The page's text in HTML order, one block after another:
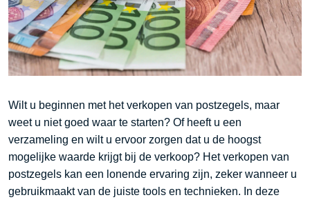
Wilt u beginnen met het verkopen van postzegels, maar
weet u niet goed waar te starten? Of heeft u een
verzameling en wilt u ervoor zorgen dat u de hoogst
mogelijke waarde krijgt bij de verkoop? Het verkopen van
postzegels kan een lonende ervaring zijn, zeker wanneer u
gebruikmaakt van de juiste tools en technieken. In deze